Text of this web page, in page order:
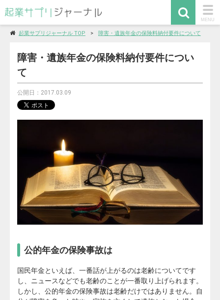
MENU
起業サプリジャーナル TOP 障害・遺族年金の保険料納付要件について
障害・遺族年金の保険料納付要件につい
て
公開日：2017.03.09
公的年金の保険事故は
国民年金といえば、一番話が上がるのは老齢についてです
し、ニュースなどでも老齢のことが一番取り上げられます。
しかし、公的年金の保険事故は老齢だけではありません。自